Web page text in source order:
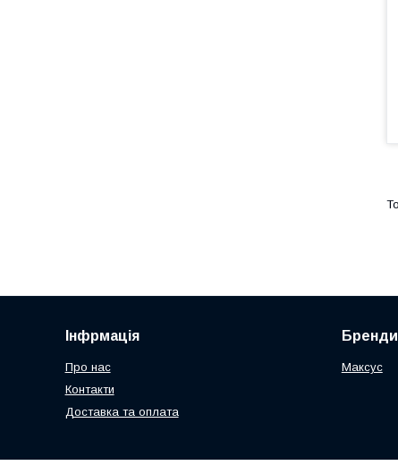
Інфрмація
Про нас
Контакти
Доставка та оплата
Бренди
Максус